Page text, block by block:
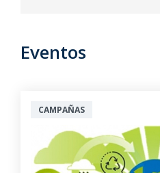
Eventos
CAMPAÑAS